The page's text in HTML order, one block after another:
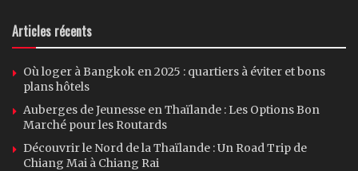
Articles récents
Où loger à Bangkok en 2025 : quartiers à éviter et bons
plans hôtels
Auberges de Jeunesse en Thaïlande : Les Options Bon
Marché pour les Routards
Découvrir le Nord de la Thaïlande : Un Road Trip de
Chiang Mai à Chiang Rai